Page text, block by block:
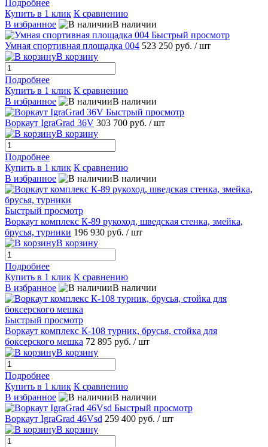
Подробнее
Купить в 1 клик К сравнению
В избранное
В наличии
Быстрый просмотр
Умная спортивная площадка 004 523 250 руб. / шт
В корзину
Подробнее
Купить в 1 клик К сравнению
В избранное
В наличии
Быстрый просмотр
Воркаут IgraGrad 36V 303 700 руб. / шт
В корзину
Подробнее
Купить в 1 клик К сравнению
В избранное
В наличии
Быстрый просмотр
Воркаут комплекс К-89 рукоход, шведская стенка, змейка,
брусья, турники 196 930 руб. / шт
В корзину
Подробнее
Купить в 1 клик К сравнению
В избранное
В наличии
Быстрый просмотр
Воркаут комплекс К-108 турник, брусья, стойка для
боксерского мешка 72 895 руб. / шт
В корзину
Подробнее
Купить в 1 клик К сравнению
В избранное
В наличии
Быстрый просмотр
Воркаут IgraGrad 46Vsd 259 400 руб. / шт
В корзину